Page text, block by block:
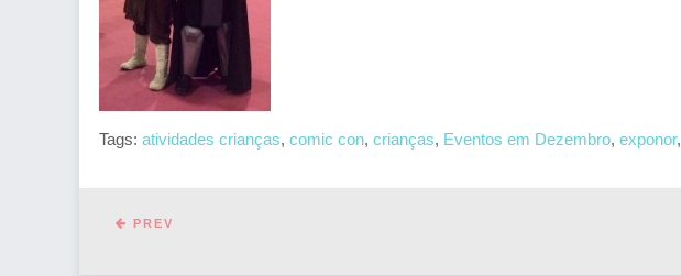
Tags: atividades crianças, comic con, crianças, Eventos em Dezembro, exponor,
PREV